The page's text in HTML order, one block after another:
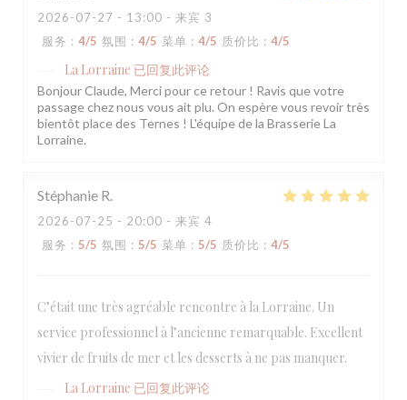
2026-07-27 - 13:00 - 来宾 3
服务 : 4/5 氛围 : 4/5 菜单 : 4/5 质价比 : 4/5
La Lorraine 已回复此评论
Bonjour Claude, Merci pour ce retour ! Ravis que votre
passage chez nous vous ait plu. On espère vous revoir très
bientôt place des Ternes ! L'équipe de la Brasserie La
Lorraine.
Stéphanie R
2026-07-25 - 20:00 - 来宾 4
服务 : 5/5 氛围 : 5/5 菜单 : 5/5 质价比 : 4/5
C’était une très agréable rencontre à la Lorraine. Un
service professionnel à l’ancienne remarquable. Excellent
vivier de fruits de mer et les desserts à ne pas manquer.
La Lorraine 已回复此评论